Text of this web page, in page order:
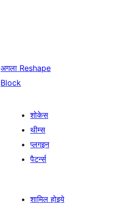
अगला Reshape
Block
शोकेस
थीम्स
प्लगइन
पैटर्न्स
शामिल होइये